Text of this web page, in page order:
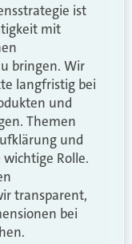
ist
mit
bringen. Wir
langfristig bei
und
Themen
und
Rolle.
transparent,
bei